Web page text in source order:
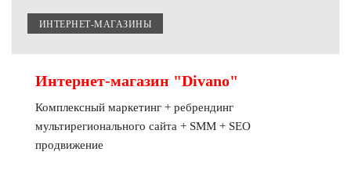
ИНТЕРНЕТ-МАГАЗИНЫ
Интернет-магазин "Divano"
Комплексный маркетинг + ребрендинг
мультирегионального сайта + SMM + SEO
продвижение